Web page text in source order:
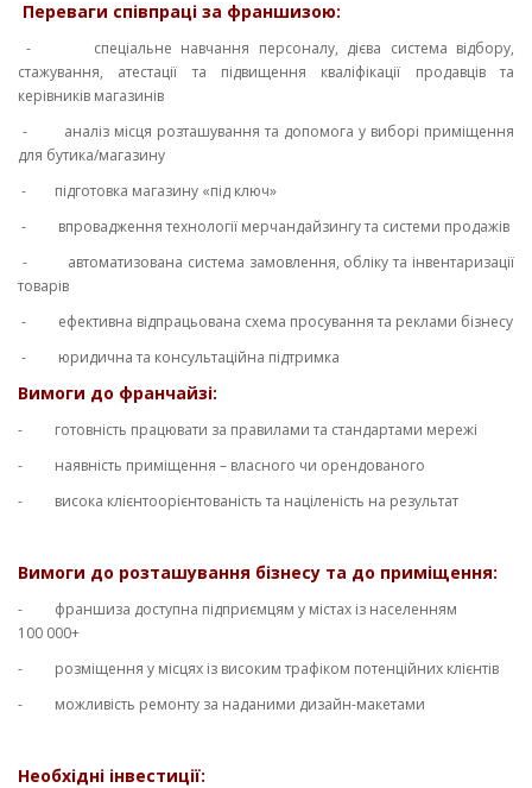
Переваги співпраці за франшизою:
- спеціальне навчання персоналу, дієва система відбору,
стажування, атестації та підвищення кваліфікації продавців та
керівників магазинів
- аналіз місця розташування та допомога у виборі приміщення
для бутика/магазину
- підготовка магазину «під ключ»
- впровадження технології мерчандайзингу та системи продажів
- автоматизована система замовлення, обліку та інвентаризації
товарів
- ефективна відпрацьована схема просування та реклами бізнесу
- юридична та консультаційна підтримка
Вимоги до франчайзі:
- готовність працювати за правилами та стандартами мережі
- наявність приміщення – власного чи орендованого
- висока клієнтоорієнтованість та націленість на результат
Вимоги до розташування бізнесу та до приміщення:
- франшиза доступна підприємцям у містах із населенням
100 000+
- розміщення у місцях із високим трафіком потенційних клієнтів
- можливість ремонту за наданими дизайн-макетами
Необхідні інвестиції: